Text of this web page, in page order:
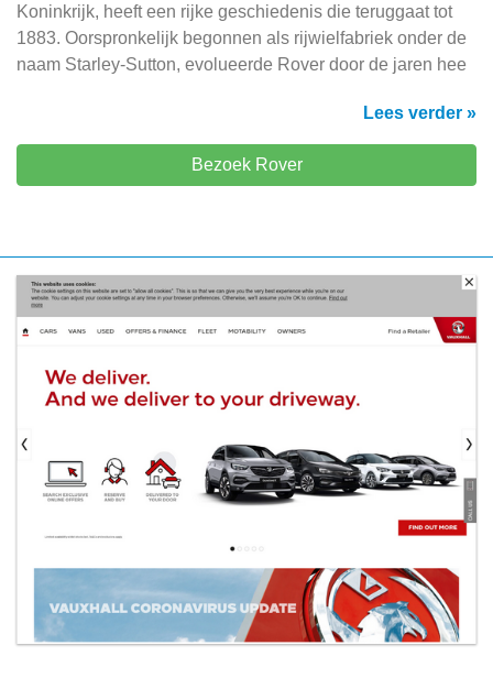
Koninkrijk, heeft een rijke geschiedenis die teruggaat tot
1883. Oorspronkelijk begonnen als rijwielfabriek onder de
naam Starley-Sutton, evolueerde Rover door de jaren hee
Lees verder »
Bezoek Rover